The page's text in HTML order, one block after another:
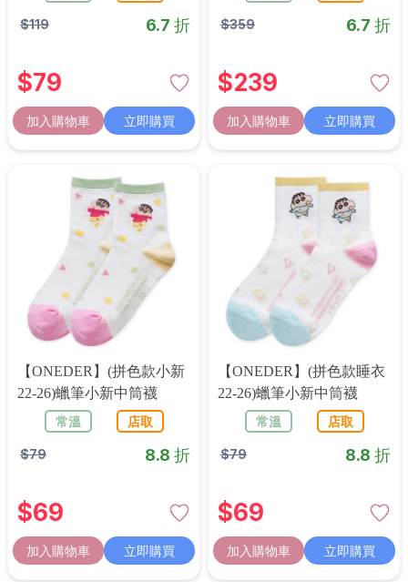
$119 6.7 折
$79
加入購物車 立即購買
$359 6.7 折
$239
加入購物車 立即購買
【ONEDER】(拼色款小新
22-26)蠟筆小新中筒襪
常溫
店取
$79 8.8 折
$69
加入購物車 立即購買
【ONEDER】(拼色款睡衣
22-26)蠟筆小新中筒襪
常溫
店取
$79 8.8 折
$69
加入購物車 立即購買